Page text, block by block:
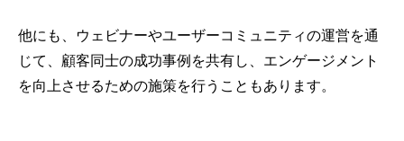
他にも、ウェビナーやユーザーコミュニティの運営を通
じて、顧客同士の成功事例を共有し、エンゲージメント
を向上させるための施策を行うこともあります。